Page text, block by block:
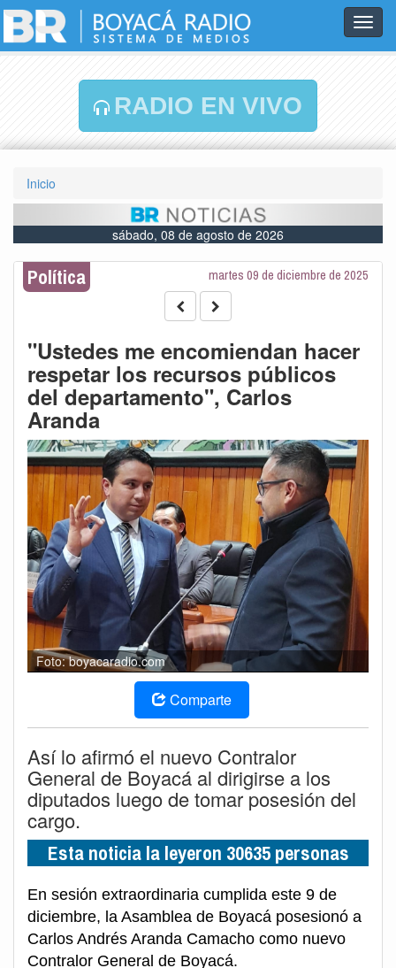
RADIO EN VIVO
Inicio
sábado, 08 de agosto de 2026
Política martes 09 de diciembre de 2025
"Ustedes me encomiendan hacer
respetar los recursos públicos
del departamento", Carlos
Aranda
Foto: boyacaradio.com
Comparte
Así lo afirmó el nuevo Contralor
General de Boyacá al dirigirse a los
diputados luego de tomar posesión del
cargo.
Esta noticia la leyeron 30635 personas
En sesión extraordinaria cumplida este 9 de
diciembre, la Asamblea de Boyacá posesionó a
Carlos Andrés Aranda Camacho como nuevo
Contralor General de Boyacá.